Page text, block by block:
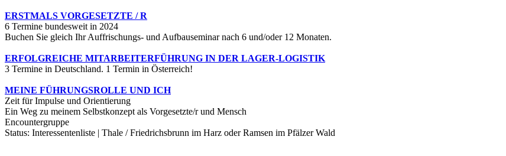
ERSTMALS VORGESETZTE / R
6 Termine bundesweit in 2024
Buchen Sie gleich Ihr Auffrischungs- und Aufbauseminar nach 6 und/oder 12 Monaten.
ERFOLGREICHE MITARBEITERFÜHRUNG IN DER LAGER-LOGISTIK
3 Termine in Deutschland. 1 Termin in Österreich!
MEINE FÜHRUNGSROLLE UND ICH
Zeit für Impulse und Orientierung
Ein Weg zu meinem Selbstkonzept als Vorgesetzte/r und Mensch
Encountergruppe
Status: Interessentenliste | Thale / Friedrichsbrunn im Harz oder Ramsen im Pfälzer Wald